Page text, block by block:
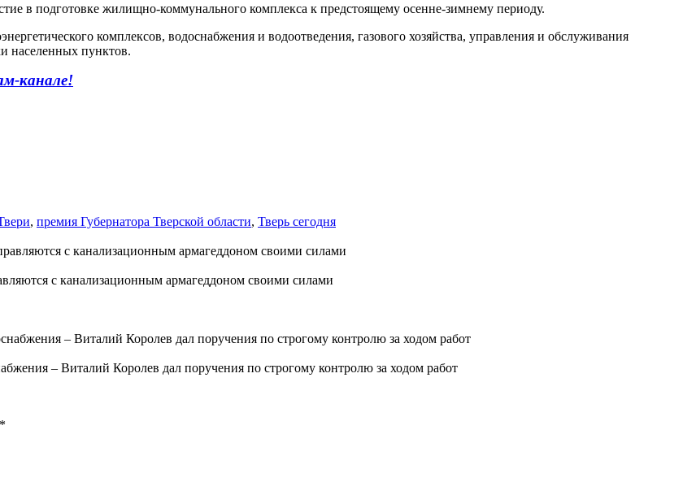
в подготовке жилищно-коммунального комплекса к предстоящему осенне-зимнему периоду.
комплексов, водоснабжения и водоотведения, газового хозяйства, управления и обслуживания
населенных пунктов.
канале!
, премия Губернатора Тверской области, Тверь сегодня
с канализационным армагеддоном своими силами
– Виталий Королев дал поручения по строгому контролю за ходом работ
*